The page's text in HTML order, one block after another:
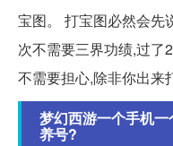
宝图。 打宝图必然会先
次不需要三界功绩,过了
不需要担心,除非你出来
梦幻西游一个手机
养号?